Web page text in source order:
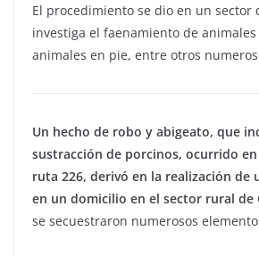
El procedimiento se dio en un sector
investiga el faenamiento de
animales en pie, entre otros
Un hecho de robo y abigeato, que
sustracción de porcinos, ocurrido
ruta 226, derivó en la realización de
en un domicilio en el sector rural de
se secuestraron numerosos